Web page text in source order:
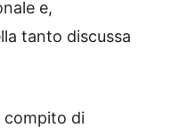
e,
tanto discussa
compito di